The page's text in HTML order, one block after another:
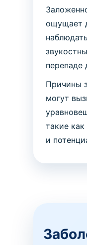
ощущает
перепаде
Причины
могут
такие
и